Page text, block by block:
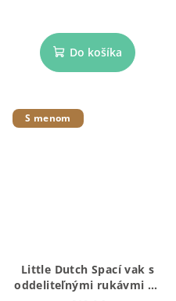
Do košíka
S menom
Little Dutch Spací vak s
oddeliteľnými rukávmi 90